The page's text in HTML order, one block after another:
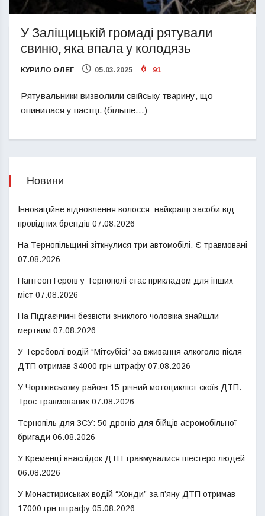
У Заліщицькій громаді рятували
свиню, яка впала у колодязь
КУРИЛО ОЛЕГ 05.03.2025 91
Рятувальники визволили свійську тварину, що
опинилася у пастці. (більше…)
Новини
Інноваційне відновлення волосся: найкращі засоби від
провідних брендів 07.08.2026
На Тернопільщині зіткнулися три автомобілі. Є травмовані
07.08.2026
Пантеон Героїв у Тернополі стає прикладом для інших
міст 07.08.2026
На Підгаєччині безвісти зниклого чоловіка знайшли
мертвим 07.08.2026
У Теребовлі водій “Мітсубісі” за вживання алкоголю після
ДТП отримав 34000 грн штрафу 07.08.2026
У Чортківському районі 15-річний мотоцикліст скоїв ДТП.
Троє травмованих 07.08.2026
Тернопіль для ЗСУ: 50 дронів для бійців аеромобільної
бригади 06.08.2026
У Кременці внаслідок ДТП травмувалися шестеро людей
06.08.2026
У Монастириськах водій “Хонди” за п’яну ДТП отримав
17000 грн штрафу 05.08.2026